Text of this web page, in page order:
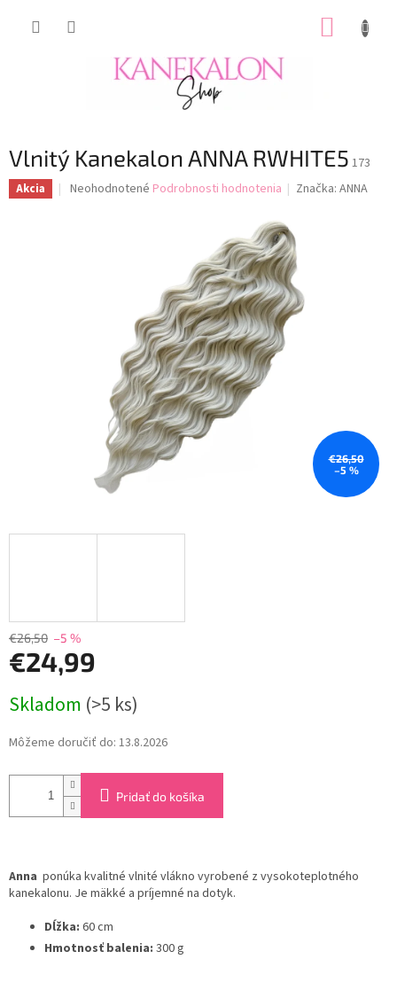
Vlnitý Kanekalon ANNA RWHITE5 173
Akcia
Priemerné
Neohodnotené Podrobnosti hodnotenia Značka:ANNA
€26,50
–5 %
€26,50 –5 %
€24,99
cena:
Skladom (>5 ks)
Môžeme doručiť do: 13.8.2026
Pridať do košíka
Anna ponúka kvalitné vlnité vlákno vyrobené z vysokoteplotného
kanekalonu. Je mäkké a príjemné na dotyk.
Dĺžka: 60 cm
Hmotnosť balenia: 300 g